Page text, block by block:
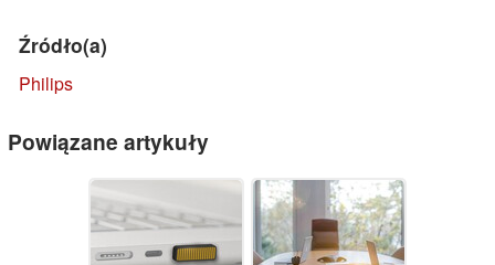
Źródło(a)
Philips
Powiązane artykuły